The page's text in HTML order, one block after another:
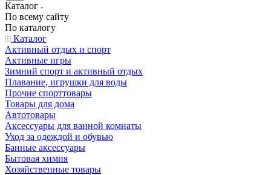
Каталог
По всему сайту
По каталогу
Каталог
Активный отдых и спорт
Активные игры
Зимний спорт и активный отдых
Плавание, игрушки для воды
Прочие спорттовары
Товары для дома
Автотовары
Аксессуары для ванной комнаты
Уход за одеждой и обувью
Банные аксессуары
Бытовая химия
Хозяйственные товары